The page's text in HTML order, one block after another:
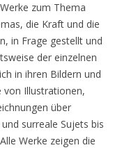
zum Thema
die Kraft und die
in Frage gestellt und
der einzelnen
in ihren Bildern und
von Illustrationen,
über
surreale Sujets bis
Werke zeigen die